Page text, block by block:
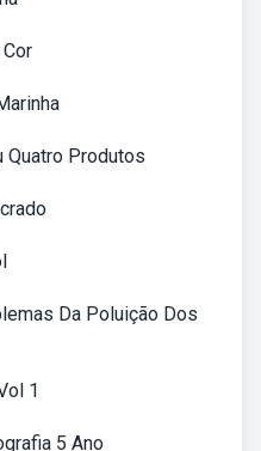
Quatro Produtos
Da Poluição Dos
1
5 Ano